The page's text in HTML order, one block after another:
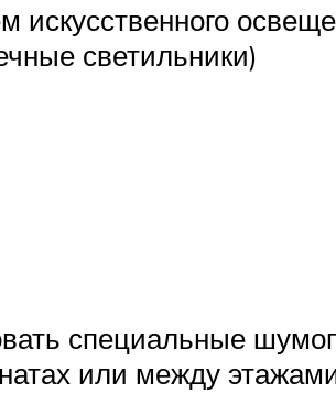
светильники)
специальные
или между